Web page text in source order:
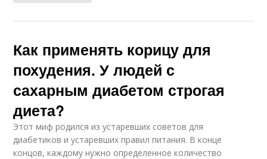
Как применять корицу для
похудения. У людей с
сахарным диабетом строгая
диета?
Этот миф родился из устаревших советов для
диабетиков и устаревших правил питания. В конце
концов, каждому нужно определенное количество